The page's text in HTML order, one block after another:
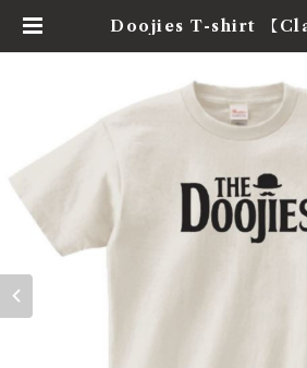
Doojies T-shirt 【